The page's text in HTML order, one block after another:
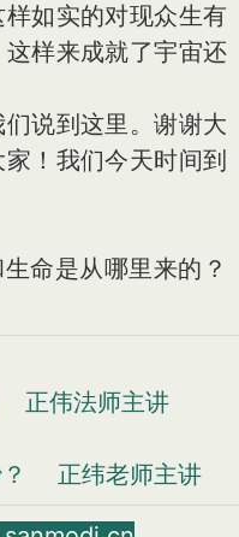
如实的对现众生有
样来成就了宇宙还
说到这里。谢谢大
！我们今天时间到
命是从哪里来的？
正伟法师主讲
？ 正纬老师主讲